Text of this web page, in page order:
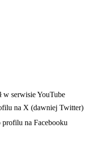
karcie
w serwisie YouTube
na X (dawniej Twitter)
karcie
profilu na Facebooku